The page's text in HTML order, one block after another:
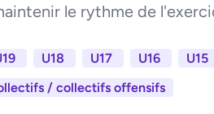
le rythme de
U18 U17 U16
U15
/ collectifs offensifs